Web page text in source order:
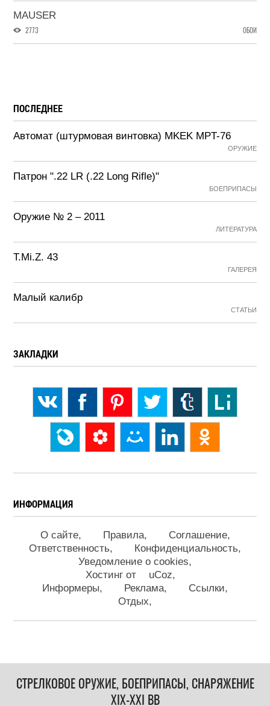
MAUSER
2773 ОБОИ
ПОСЛЕДНЕЕ
Автомат (штурмовая винтовка) MKEK MPT-76
ОРУЖИЕ
Патрон ".22 LR (.22 Long Rifle)"
БОЕПРИПАСЫ
Оружие № 2 – 2011
ЛИТЕРАТУРА
T.Mi.Z. 43
ГАЛЕРЕЯ
Малый калибр
СТАТЬИ
ЗАКЛАДКИ
ИНФОРМАЦИЯ
О сайте Правила
Соглашение
Ответственность
Конфиденциальность
Уведомление о cookies
Хостинг от
uCoz
Информеры
Реклама
Ссылки
Отдых
СТРЕЛКОВОЕ ОРУЖИЕ, БОЕПРИПАСЫ, СНАРЯЖЕНИЕ
XIX-XXI ВВ